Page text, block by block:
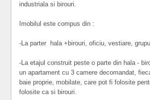
industriala si birouri.
Imobilul este compus din :
-La parter hala +birouri, oficiu, vestiare,
-La etajul construit peste o parte din hala -
un apartament cu 3 camere decomandat,
baie proprie, mobilate, care pot fi folosite
folosite ca si birouri.